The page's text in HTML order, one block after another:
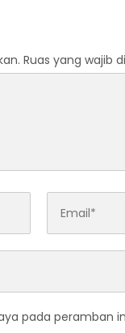
Ruas yang wajib
pada peramban